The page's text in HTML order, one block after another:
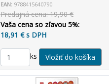
EAN: 9788415640790
Predajná cena: 19,90 €
Vaša cena so zľavou 5%:
18,91 € s DPH
ks